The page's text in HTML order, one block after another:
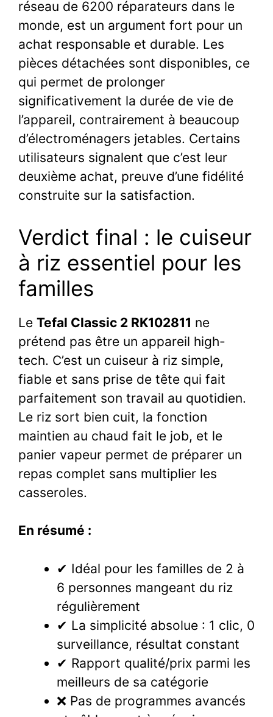
réseau de 6200 réparateurs dans le
monde, est un argument fort pour un
achat responsable et durable. Les
pièces détachées sont disponibles, ce
qui permet de prolonger
significativement la durée de vie de
l’appareil, contrairement à beaucoup
d’électroménagers jetables. Certains
utilisateurs signalent que c’est leur
deuxième achat, preuve d’une fidélité
construite sur la satisfaction.
Verdict final : le cuiseur
à riz essentiel pour les
familles
Le Tefal Classic 2 RK102811 ne
prétend pas être un appareil high-
tech. C’est un cuiseur à riz simple,
fiable et sans prise de tête qui fait
parfaitement son travail au quotidien.
Le riz sort bien cuit, la fonction
maintien au chaud fait le job, et le
panier vapeur permet de préparer un
repas complet sans multiplier les
casseroles.
En résumé :
✔ Idéal pour les familles de 2 à
6 personnes mangeant du riz
régulièrement
✔ La simplicité absolue : 1 clic, 0
surveillance, résultat constant
✔ Rapport qualité/prix parmi les
meilleurs de sa catégorie
❌ Pas de programmes avancés